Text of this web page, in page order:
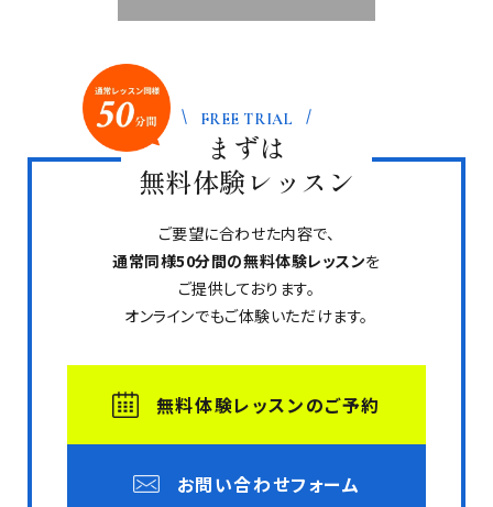
FREE TRIAL
まずは
無料体験レッスン
ご要望に合わせた内容で、
通常同様50分間の無料体験レッスンを
ご提供しております。
オンラインでもご体験いただけます。
無料体験レッスンのご予約
お問い合わせフォーム